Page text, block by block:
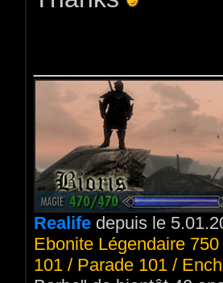
Realife depuis le
Ebonite Légendaire
101 / Parade 101 /